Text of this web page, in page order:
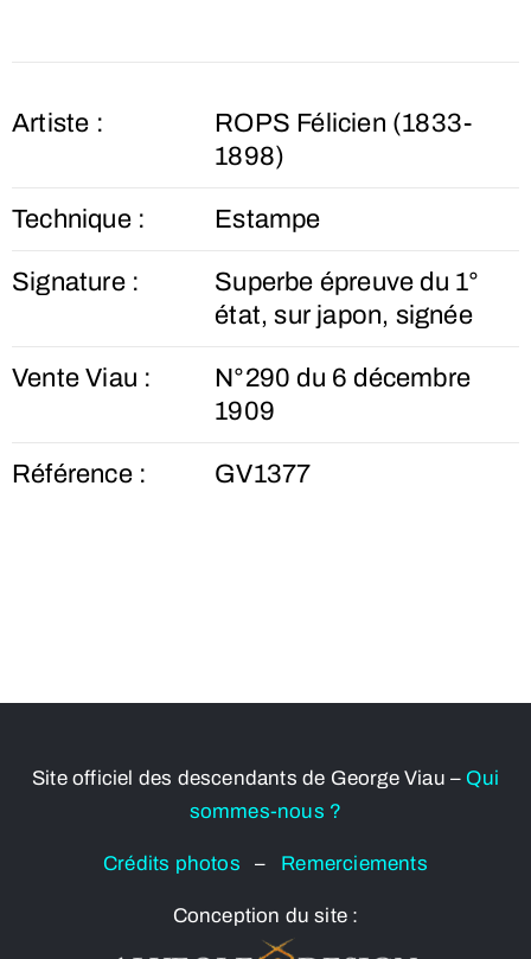
Artiste :
ROPS Félicien (1833-
1898)
Technique : Estampe
Signature :
Superbe épreuve du 1°
état, sur japon, signée
Vente Viau :
N°290 du 6 décembre
1909
Référence : GV1377
Site officiel des descendants de George Viau – Qui
sommes-nous ?
Crédits photos– Remerciements
Conception du site :